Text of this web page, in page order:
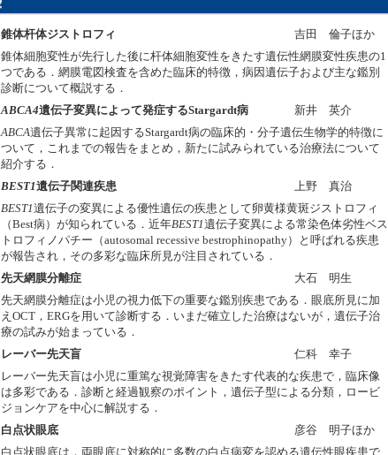
錐体杆体ジストロフィ
吉田 倫子ほか
錐体細胞変性が先行した後に杆体細胞変性をきたす遺伝性網膜変性疾患の1
つである．網膜電図検査を含めた臨床的特徴，病因遺伝子および主な鑑別
診断について概説する．
ABCA4遺伝子変異によって発症するStargardt病
新井 英介
ABCA遺伝子異常に起因するStargardt病の臨床的・分子遺伝生物学的特徴に
ついて，これまでの報告をまとめ，新たに試みられている治療法について
紹介する．
BEST1遺伝子関連疾患
上野 真治
BEST1遺伝子の変異による優性遺伝の疾患として卵黄様黄斑ジストロフィ
（Best病）が知られている．近年BEST1遺伝子変異による常染色体劣性ベス
トロフィノパチー（autosomal recessive bestrophinopathy）と呼ばれる疾患
が報告され，その多彩な臨床所見が注目されている．
先天網膜分離症
大石 明生
先天網膜分離症は小児の視力低下の重要な鑑別疾患である．眼底所見に加
えOCT，ERGを用いて診断する．いまだ確立した治療はないが，遺伝子治
療の試みが始まっている．
レーバー先天盲
仁科 幸子
レーバー先天盲は小児に重篤な視覚障害をきたす代表的な疾患で，臨床像
は多彩である．診断と経過観察のポイント，遺伝子型による分類，ロービ
ジョンケアを中心に解説する．
白点状眼底
彦谷 明子ほか
白点状眼底は，両眼底に対称的に多数の白点病変を認める遺伝性眼疾患で